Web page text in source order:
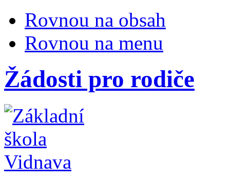
Rovnou na obsah
Rovnou na menu
Žádosti pro rodiče